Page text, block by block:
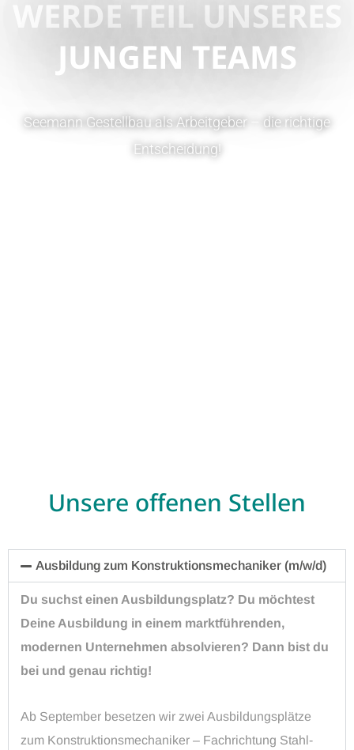
WERDE TEIL UNSERES
JUNGEN TEAMS
Seemann Gestellbau als Arbeitgeber – die richtige
Entscheidung!
Unsere offenen Stellen
Ausbildung zum Konstruktionsmechaniker (m/w/d)
Du suchst einen Ausbildungsplatz? Du möchtest
Deine Ausbildung in einem marktführenden,
modernen Unternehmen absolvieren? Dann bist du
bei und genau richtig!
Ab September besetzen wir zwei Ausbildungsplätze
zum Konstruktionsmechaniker – Fachrichtung Stahl-